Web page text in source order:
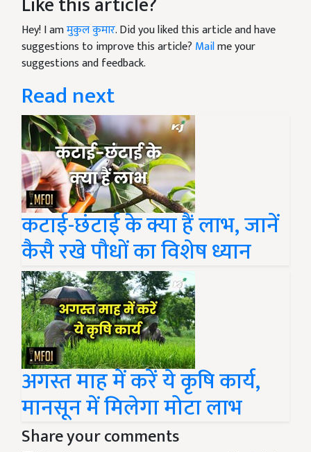
Hey! I amमुकुल कुमार. Did you liked this article and have
suggestions to improve this article? Mailme your
suggestions and feedback.
Read next
कटाई-छंटाई के क्या हैं लाभ, जानें
कैसै रखे पौधों का विशेष ध्यान
अगस्त माह में करें ये कृषि कार्य,
मानसून में मिलेगा मोटा लाभ
Share your comments